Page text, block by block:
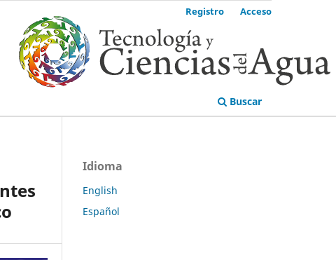
Buscar
Registro Acceso
Idioma
English
Español